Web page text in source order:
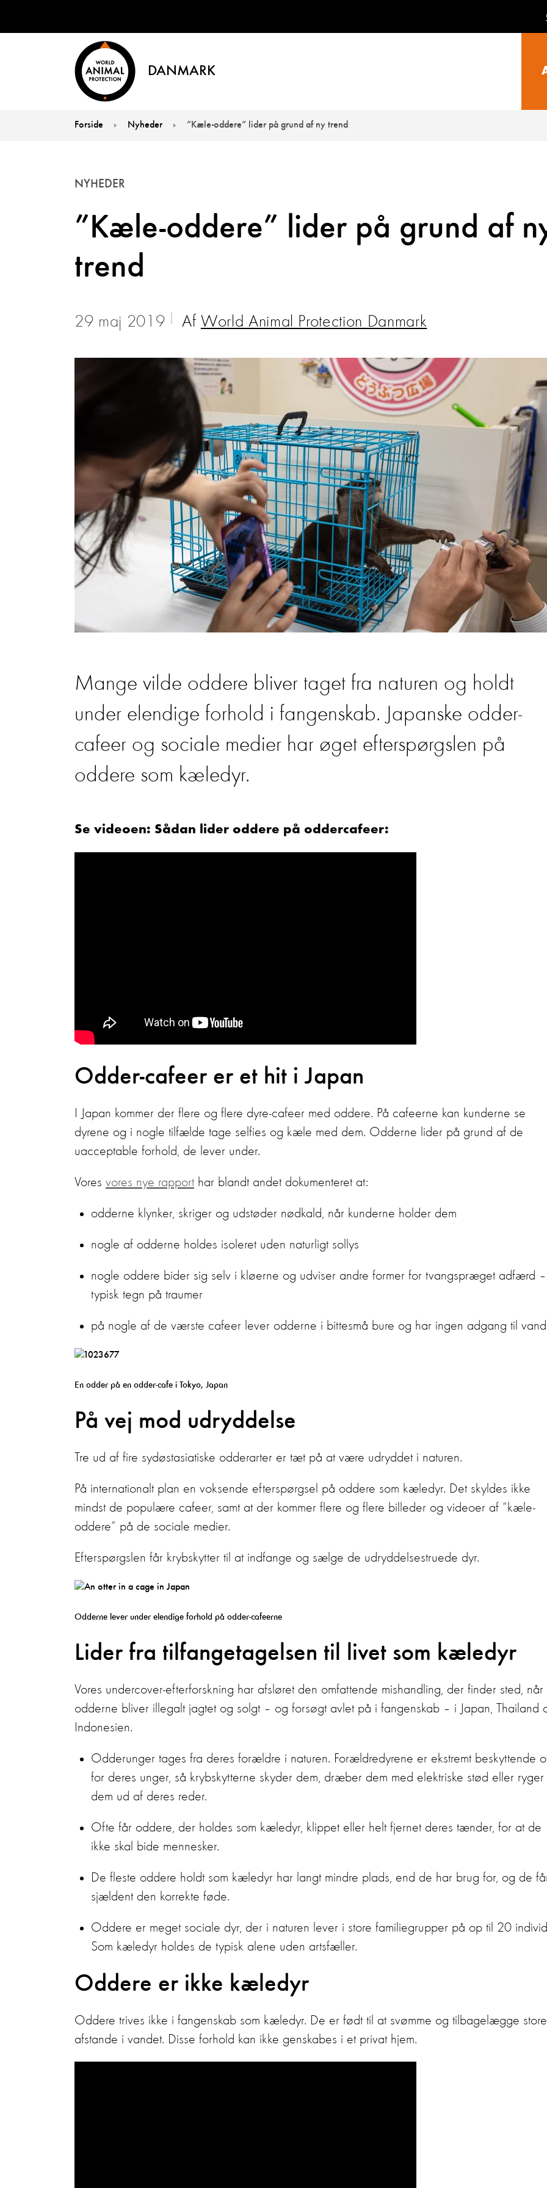
DANMARK
Forside Nyheder ”Kæle-oddere” lider på grund af ny trend
”Kæle-oddere” lider på grund af
trend
NYHEDER
29 maj 2019 Af World Animal Protection Danmark
Mange vilde oddere bliver taget fra naturen og holdt
under elendige forhold i fangenskab. Japanske odder-
cafeer og sociale medier har øget efterspørgslen på
oddere som kæledyr.
Se videoen: Sådan lider oddere på oddercafeer:
Odder-cafeer er et hit i Japan
I Japan kommer der flere og flere dyre-cafeer med oddere. På cafeerne kan kunderne se
dyrene og i nogle tilfælde tage selfies og kæle med dem. Odderne lider på grund af de
uacceptable forhold, de lever under.
Vores vores nye rapport har blandt andet dokumenteret at:
odderne klynker, skriger og udstøder nødkald, når kunderne holder dem
nogle af odderne holdes isoleret uden naturligt sollys
nogle oddere bider sig selv i kløerne og udviser andre former for tvangspræget adfærd
typisk tegn på traumer
på nogle af de værste cafeer lever odderne i bittesmå bure og har ingen adgang til
En odder på en odder-cafe i Tokyo, Japan
På vej mod udryddelse
Tre ud af fire sydøstasiatiske odderarter er tæt på at være udryddet i naturen.
På internationalt plan en voksende efterspørgsel på oddere som kæledyr. Det skyldes ikke
mindst de populære cafeer, samt at der kommer flere og flere billeder og videoer af ”kæle-
oddere” på de sociale medier.
Efterspørgslen får krybskytter til at indfange og sælge de udryddelsestruede dyr.
Odderne lever under elendige forhold på odder-cafeerne
Lider fra tilfangetagelsen til livet som kæledyr
Vores undercover-efterforskning har afsløret den omfattende mishandling, der finder sted, når
odderne bliver illegalt jagtet og solgt – og forsøgt avlet på i fangenskab – i Japan, Thailand
Indonesien.
Odderunger tages fra deres forældre i naturen. Forældredyrene er ekstremt beskyttende
for deres unger, så krybskytterne skyder dem, dræber dem med elektriske stød eller ryger
dem ud af deres reder.
Ofte får oddere, der holdes som kæledyr, klippet eller helt fjernet deres tænder, for at de
ikke skal bide mennesker.
De fleste oddere holdt som kæledyr har langt mindre plads, end de har brug for, og de
sjældent den korrekte føde.
Oddere er meget sociale dyr, der i naturen lever i store familiegrupper på op til 20
Som kæledyr holdes de typisk alene uden artsfæller.
Oddere er ikke kæledyr
Oddere trives ikke i fangenskab som kæledyr. De er født til at svømme og tilbagelægge store
afstande i vandet. Disse forhold kan ikke genskabes i et privat hjem.